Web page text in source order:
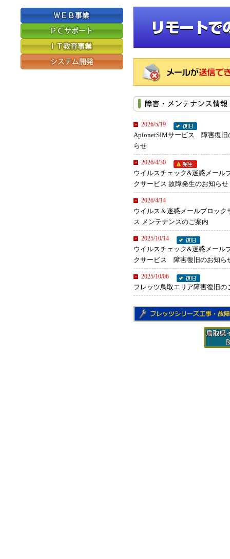
2026/5/19
ApionetSIMサービス 障害復旧
らせ
2026/4/30
ウイルスチェック&迷惑メール
クサービス 故障発生のお知らせ
2026/4/14
ウイルス＆迷惑メールブロック
ス メンテナンスのご案内
2025/10/14
ウイルスチェック&迷惑メール
クサービス 障害復旧のお知ら
2025/10/06
フレッツ鳥取エリア障害復旧の